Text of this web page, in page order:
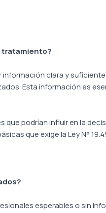
tratamiento?
clara y
Esta información es
podrían influir en la
que exige la Ley N°
esperables o sin